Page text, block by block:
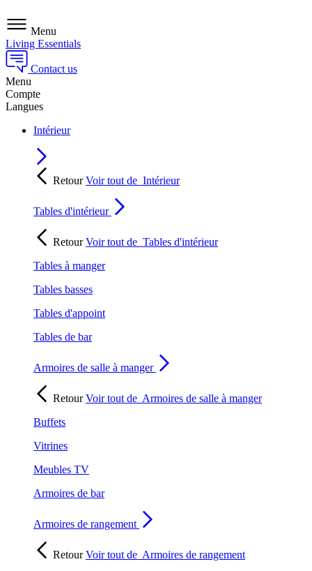
Menu
Living Essentials
Contact us
Menu
Compte
Langues
Intérieur
RetourVoir tout de Intérieur
Tables d'intérieur
RetourVoir tout de Tables d'intérieur
Tables à manger
Tables basses
Tables d'appoint
Tables de bar
Armoires de salle à manger
RetourVoir tout de Armoires de salle à manger
Buffets
Vitrines
Meubles TV
Armoires de bar
Armoires de rangement
RetourVoir tout de Armoires de rangement